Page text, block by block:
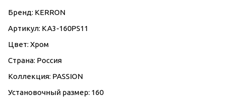
Бренд: KERRON
Артикул: KA3-160PS11
Цвет: Хром
Страна: Россия
Коллекция: PASSION
Установочный размер: 160